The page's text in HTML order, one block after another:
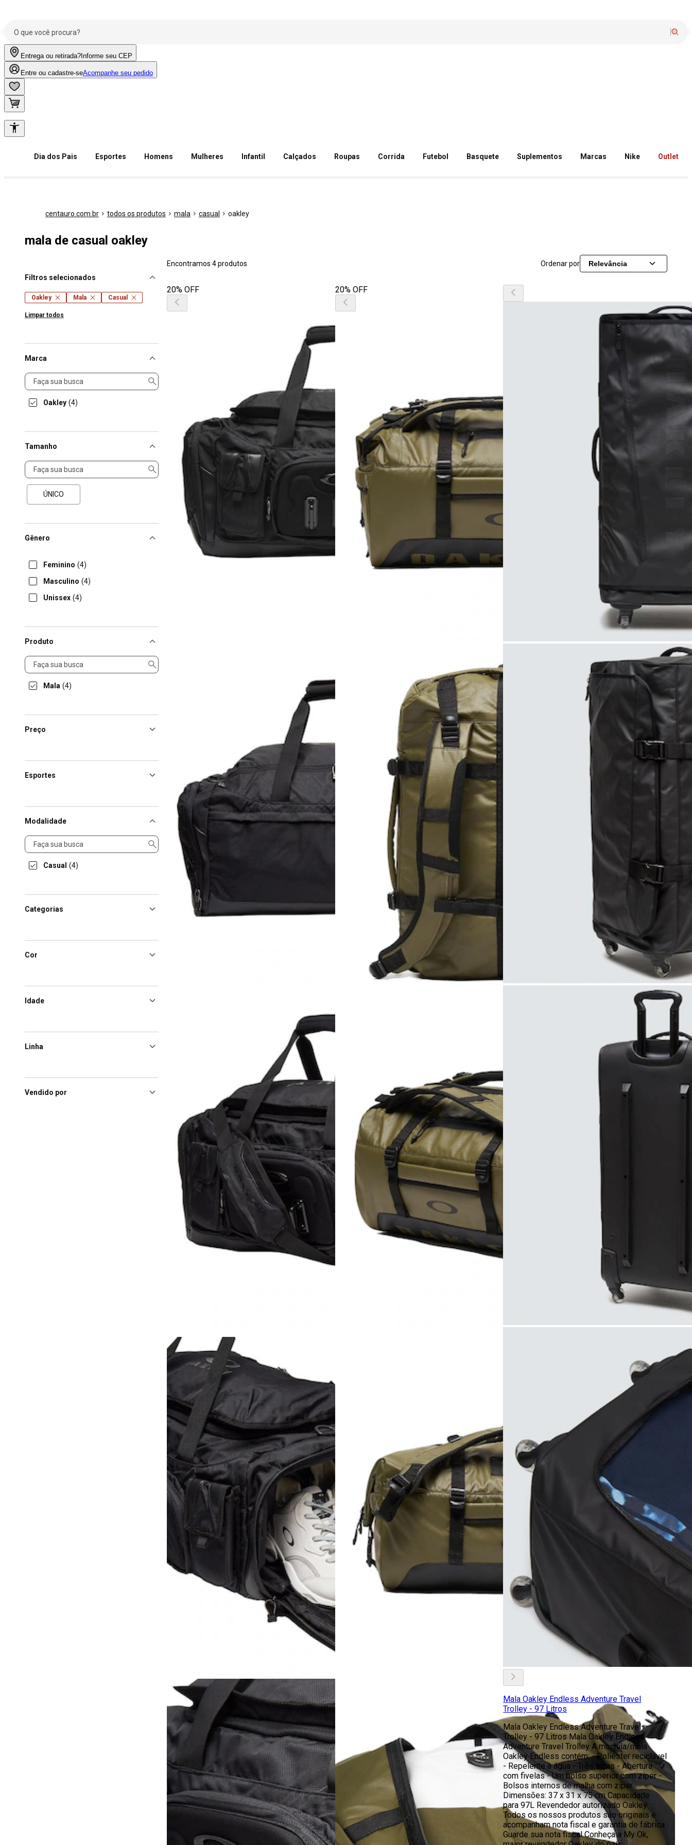
Entrega ou retirada? Informe seu CEP
Entre ou cadastre-seAcompanhe seu pedido
Dia dos Pais Esportes Homens Mulheres Infantil Calçados Roupas Corrida Futebol Basquete Suplementos Marcas Nike Outlet
centauro.com.br todos os produtos mala casual oakley
mala de casual oakley
Filtros selecionados
Oakley Mala Casual
Limpar todos
Marca
Marca
Oakley (4)
Tamanho
Tamanho
ÚNICO
Gênero
Feminino (4)
Masculino (4)
Unissex (4)
Produto
Produto
Mala (4)
Preço
Esportes
Modalidade
Modalidade
Casual (4)
Categorias
Cor
Idade
Linha
Vendido por
Encontramos 4 produtos Ordenar por Relevância
20% OFF 20% OFF
Mala Oakley Endless Adventure Travel
Trolley - 97 Litros
Mala Oakley Endless Adventure Travel
Trolley - 97 Litros Mala Oakley Endless
Adventure Travel Trolley A mochila/mala
Oakley Endless contém: - Poliéster reciclável
- Repelente à água - Três alças - Abertura
com fivelas - Um bolso superior com zíper -
Bolsos internos de malha com zíper
Dimensões: 37 x 31 x 75 cm Capacidade
para 97L Revendedor autorizado Oakley
Todos os nossos produtos são originais e
acompanham nota fiscal e garantia de fábrica.
Guarde sua nota fiscal Conheça a My Ok,